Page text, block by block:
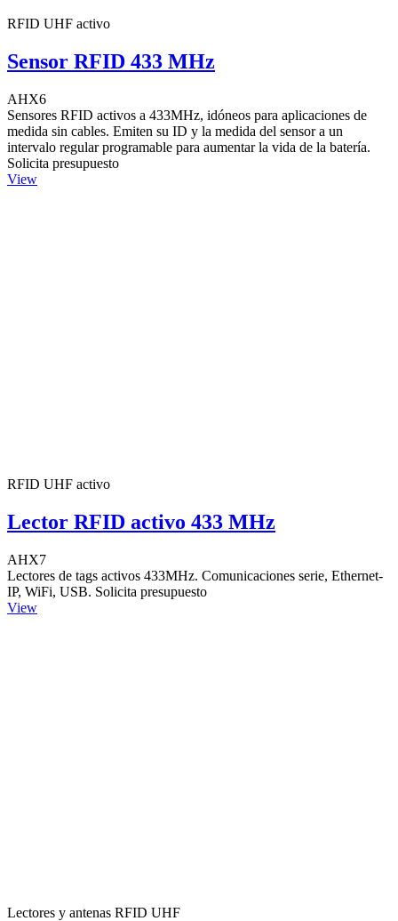
RFID UHF activo
Sensor RFID 433 MHz
AHX6
Sensores RFID activos a 433MHz, idóneos para aplicaciones de
medida sin cables. Emiten su ID y la medida del sensor a un
intervalo regular programable para aumentar la vida de la batería.
Solicita presupuesto
View
RFID UHF activo
Lector RFID activo 433 MHz
AHX7
Lectores de tags activos 433MHz. Comunicaciones serie, Ethernet-
IP, WiFi, USB. Solicita presupuesto
View
Lectores y antenas RFID UHF